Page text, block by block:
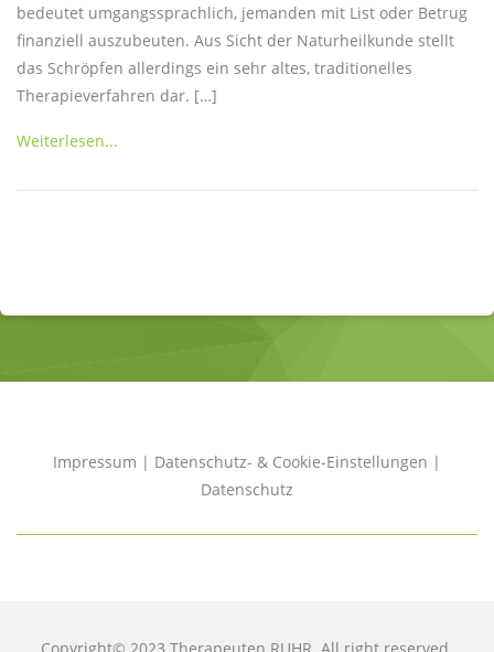
bedeutet umgangssprachlich, jemanden mit List oder Betrug
finanziell auszubeuten. Aus Sicht der Naturheilkunde stellt
das Schröpfen allerdings ein sehr altes, traditionelles
Therapieverfahren dar. […]
Weiterlesen...
Impressum | Datenschutz- & Cookie-Einstellungen |
Datenschutz
Copyright© 2023 Therapeuten RUHR. All right reserved.